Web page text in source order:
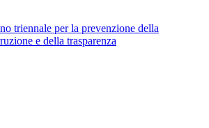
triennale per la prevenzione della
e della trasparenza